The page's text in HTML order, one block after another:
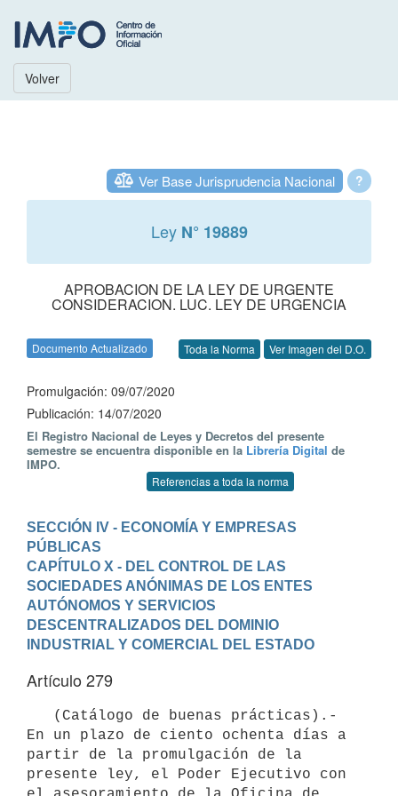
Volver
?
Ver Base Jurisprudencia Nacional
Ley N° 19889
APROBACION DE LA LEY DE URGENTE
CONSIDERACION. LUC. LEY DE URGENCIA
Documento Actualizado Toda la Norma Ver Imagen del D.O.
Promulgación: 09/07/2020
Publicación: 14/07/2020
El Registro Nacional de Leyes y Decretos del presente
semestre se encuentra disponible en la Librería Digital de
IMPO.
Referencias a toda la norma
SECCIÓN IV - ECONOMÍA Y EMPRESAS
PÚBLICAS
CAPÍTULO X - DEL CONTROL DE LAS
SOCIEDADES ANÓNIMAS DE LOS ENTES
AUTÓNOMOS Y SERVICIOS
DESCENTRALIZADOS DEL DOMINIO
INDUSTRIAL Y COMERCIAL DEL ESTADO
Artículo 279
En un plazo de ciento ochenta días a
partir de la promulgación de la
presente ley, el Poder Ejecutivo con